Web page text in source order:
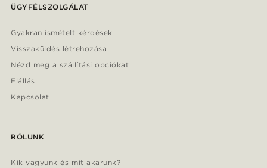
ÜGYFÉLSZOLGÁLAT
Gyakran ismételt kérdések
Visszaküldés létrehozása
Nézd meg a szállítási opciókat
Elállás
Kapcsolat
RÓLUNK
Kik vagyunk és mit akarunk?